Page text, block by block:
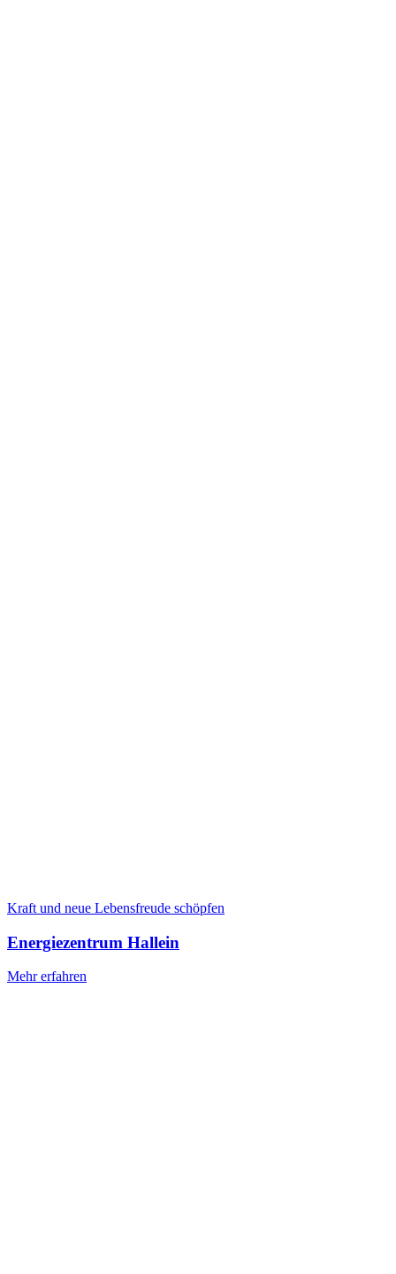
Kraft und neue Lebensfreude schöpfen
Energiezentrum Hallein
Mehr erfahren